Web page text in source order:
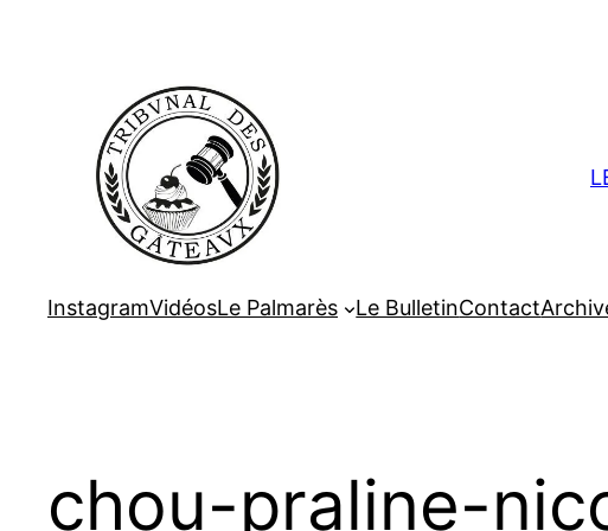
InstagramVidéosLe Palmarès Le BulletinContact
chou-praline-